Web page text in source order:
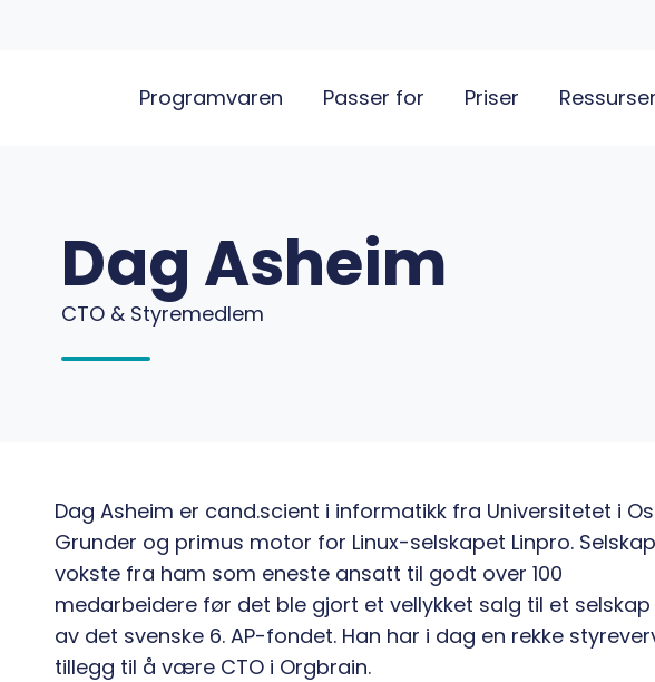
Programvaren Passer for Priser Ressurser
Dag Asheim
CTO & Styremedlem
Dag Asheim er cand.scient i informatikk fra Universitetet i
Grunder og primus motor for Linux-selskapet Linpro.
vokste fra ham som eneste ansatt til godt over 100
medarbeidere før det ble gjort et vellykket salg til et selskap
av det svenske 6. AP-fondet. Han har i dag en rekke
tillegg til å være CTO i Orgbrain.